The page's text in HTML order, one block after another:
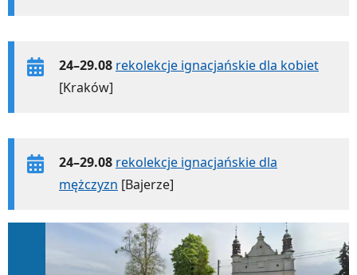
24–29.08 rekolekcje ignacjańskie dla kobiet
[Kraków]
24–29.08 rekolekcje ignacjańskie dla
mężczyzn [Bajerze]